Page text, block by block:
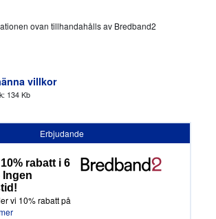
ovan tillhandahålls av Bredband2
villkor
134 Kb
Erbjudande
rabatt i 6
Ingen
vi 10% rabatt på